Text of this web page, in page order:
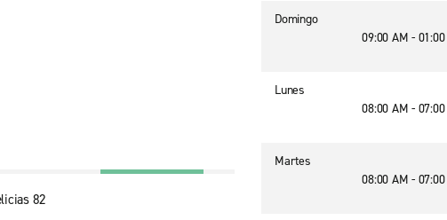
82
Domingo
09:00 AM -
Lunes
08:00 AM -
Martes
08:00 AM -